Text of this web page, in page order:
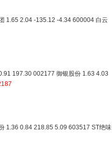
1.65 2.04 -135.12 -4.34 600004 白云
197.30 002177 御银股份 1.63 4.03
1.36 0.84 218.85 5.09 603517 ST绝味